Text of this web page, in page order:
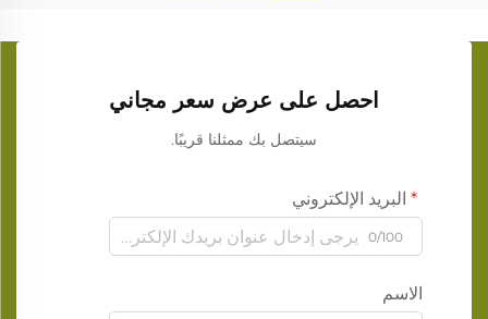
احصل على عرض سعر مجاني
سيتصل بك ممثلنا قريبًا.
البريد الإلكتروني
0/100
الاسم